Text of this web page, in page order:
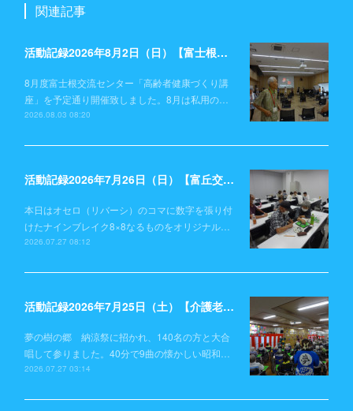
関連記事
活動記録2026年8月2日（日）【富士根交流センター】
8月度富士根交流センター「高齢者健康づくり講
座」を予定通り開催致しました。8月は私用の…
2026.08.03 08:20
活動記録2026年7月26日（日）【富丘交流センター】
本日はオセロ（リバーシ）のコマに数字を張り付
けたナインブレイク8×8なるものをオリジナル…
2026.07.27 08:12
活動記録2026年7月25日（土）【介護老人保健施設 夢の樹の郷】
夢の樹の郷 納涼祭に招かれ、140名の方と大合
唱して参りました。40分で9曲の懐かしい昭和…
2026.07.27 03:14